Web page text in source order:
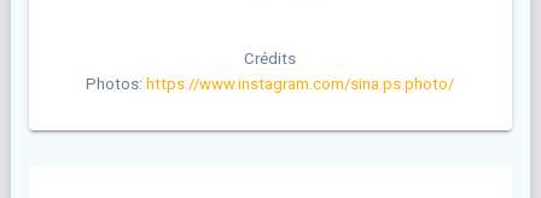
Crédits
Photos: https://www.instagram.com/sina.ps.photo/